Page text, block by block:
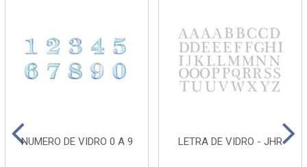
NUMERO DE VIDRO 0 A 9 LETRA DE VIDRO - JHR